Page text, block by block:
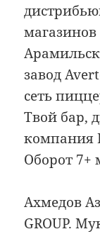
завод
сеть
Твой бар,
компания
Оборот 7+
Ахмедов
GROUP.